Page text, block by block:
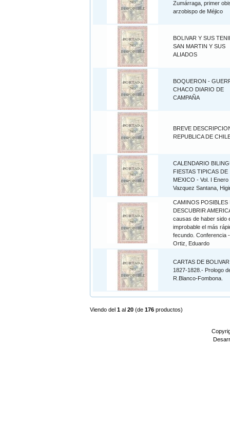
Zumárraga, primer
arzobispo de Méjico
BOLIVAR Y SUS
SAN MARTIN Y SUS
ALIADOS
BOQUERON -
CHACO DIARIO DE
CAMPAÑA
BREVE
REPUBLICA DE
CALENDARIO
FIESTAS TIPICAS DE
MEXICO - Vol. I Enero
Vazquez Santana,
CAMINOS POSIBLES
DESCUBRIR
causas de haber sido
improbable el más
fecundo. Conferencia
Ortiz, Eduardo
CARTAS DE
1827-1828.- Prologo
R.Blanco-Fombona.
Viendo del 1 al 20 (de 176 productos)